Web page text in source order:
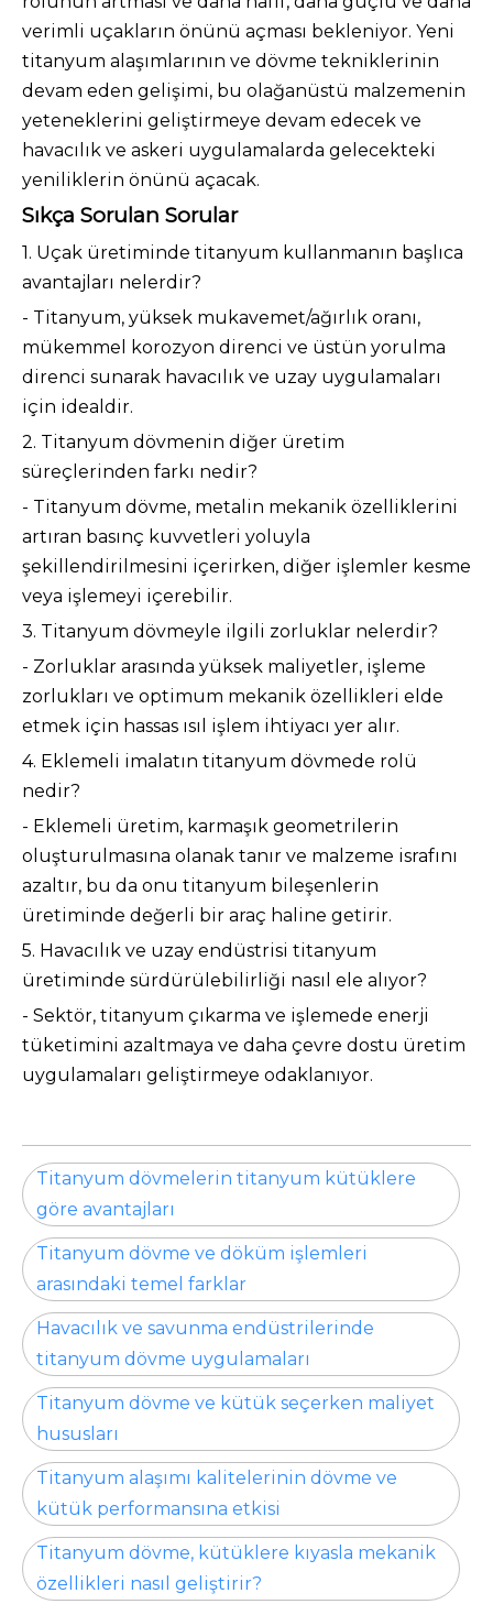
verimli uçakların önünü açması bekleniyor. Yeni
titanyum alaşımlarının ve dövme tekniklerinin
devam eden gelişimi, bu olağanüstü malzemenin
yeteneklerini geliştirmeye devam edecek ve
havacılık ve askeri uygulamalarda gelecekteki
yeniliklerin önünü açacak.
Sıkça Sorulan Sorular
1. Uçak üretiminde titanyum kullanmanın başlıca
avantajları nelerdir?
- Titanyum, yüksek mukavemet/ağırlık oranı,
mükemmel korozyon direnci ve üstün yorulma
direnci sunarak havacılık ve uzay uygulamaları
için idealdir.
2. Titanyum dövmenin diğer üretim
süreçlerinden farkı nedir?
- Titanyum dövme, metalin mekanik özelliklerini
artıran basınç kuvvetleri yoluyla
şekillendirilmesini içerirken, diğer işlemler kesme
veya işlemeyi içerebilir.
3. Titanyum dövmeyle ilgili zorluklar nelerdir?
- Zorluklar arasında yüksek maliyetler, işleme
zorlukları ve optimum mekanik özellikleri elde
etmek için hassas ısıl işlem ihtiyacı yer alır.
4. Eklemeli imalatın titanyum dövmede rolü
nedir?
- Eklemeli üretim, karmaşık geometrilerin
oluşturulmasına olanak tanır ve malzeme israfını
azaltır, bu da onu titanyum bileşenlerin
üretiminde değerli bir araç haline getirir.
5. Havacılık ve uzay endüstrisi titanyum
üretiminde sürdürülebilirliği nasıl ele alıyor?
- Sektör, titanyum çıkarma ve işlemede enerji
tüketimini azaltmaya ve daha çevre dostu üretim
uygulamaları geliştirmeye odaklanıyor.
Titanyum dövmelerin titanyum kütüklere
göre avantajları
Titanyum dövme ve döküm işlemleri
arasındaki temel farklar
Havacılık ve savunma endüstrilerinde
titanyum dövme uygulamaları
Titanyum dövme ve kütük seçerken maliyet
hususları
Titanyum alaşımı kalitelerinin dövme ve
kütük performansına etkisi
Titanyum dövme, kütüklere kıyasla mekanik
özellikleri nasıl geliştirir?